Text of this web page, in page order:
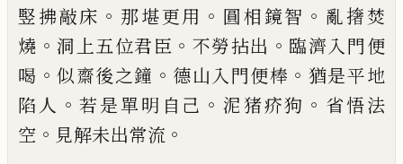
竪拂敲床 。 那堪更用 。 圓相鏡智 。 亂撦焚
燒 。 洞上五位君臣 。 不勞拈出 。 臨濟入門便
喝 。似齋後之鐘 。 德山入門便棒 。 猶是平地
陷人 。若是單明自 己 。 泥猪疥狗 。 省悟法
空 。 見解未出常流 。